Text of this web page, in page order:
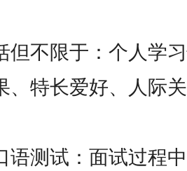
但不限于：个人学
、特长爱好、人际
语测试：面试过程